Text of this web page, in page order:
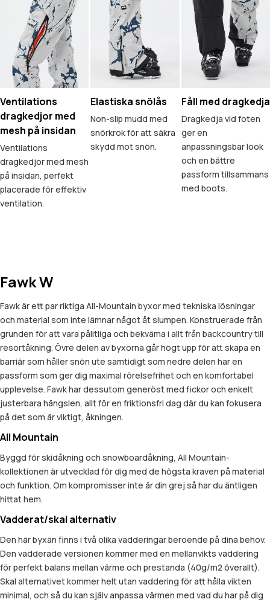
Ventilations
dragkedjor med
mesh på insidan
Ventilations
dragkedjor med mesh
på insidan, perfekt
placerade för effektiv
ventilation.
Elastiska snölås
Non-slip mudd med
snörkrok för att säkra
skydd mot snön.
Fåll med dragkedja
Dragkedja vid foten
ger en
anpassningsbar look
och en bättre
passform tillsammans
med boots.
Fawk W
Fawk är ett par riktiga All-Mountain byxor med tekniska lösningar
och material som inte lämnar något åt slumpen. Konstruerade från
grunden för att vara pålitliga och bekväma i allt från backcountry till
resortåkning. Övre delen av byxorna går högt upp för att skapa en
barriär som håller snön ute samtidigt som nedre delen har en
passform som ger dig maximal rörelsefrihet och en komfortabel
upplevelse. Fawk har dessutom generöst med fickor och enkelt
justerbara hängslen, allt för en friktionsfri dag där du kan fokusera
på det som är viktigt, åkningen.
All Mountain
Byggd för skidåkning och snowboardåkning, All Mountain-
kollektionen är utvecklad för dig med de högsta kraven på material
och funktion. Om kompromisser inte är din grej så har du äntligen
hittat hem.
Vadderat/skal alternativ
Den här byxan finns i två olika vadderingar beroende på dina behov.
Den vadderade versionen kommer med en mellanvikts vaddering
för perfekt balans mellan värme och prestanda (40g/m2 överallt).
Skal alternativet kommer helt utan vaddering för att hålla vikten
minimal, och så du kan själv anpassa värmen med vad du har på dig